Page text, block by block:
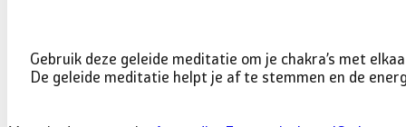
Gebruik deze geleide meditatie om je chakra’s met
De geleide meditatie helpt je af te stemmen en de